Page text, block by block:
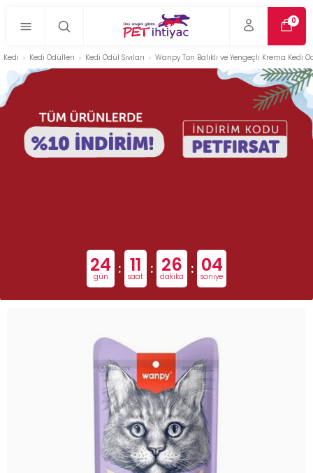
0
Kedi Kedi Ödülleri Kedi Ödül Sıvıları Wanpy Ton Balıklı ve Yengeçli Krema Kedi
24
gün : 11
saat : 26
dakika : 03
saniye